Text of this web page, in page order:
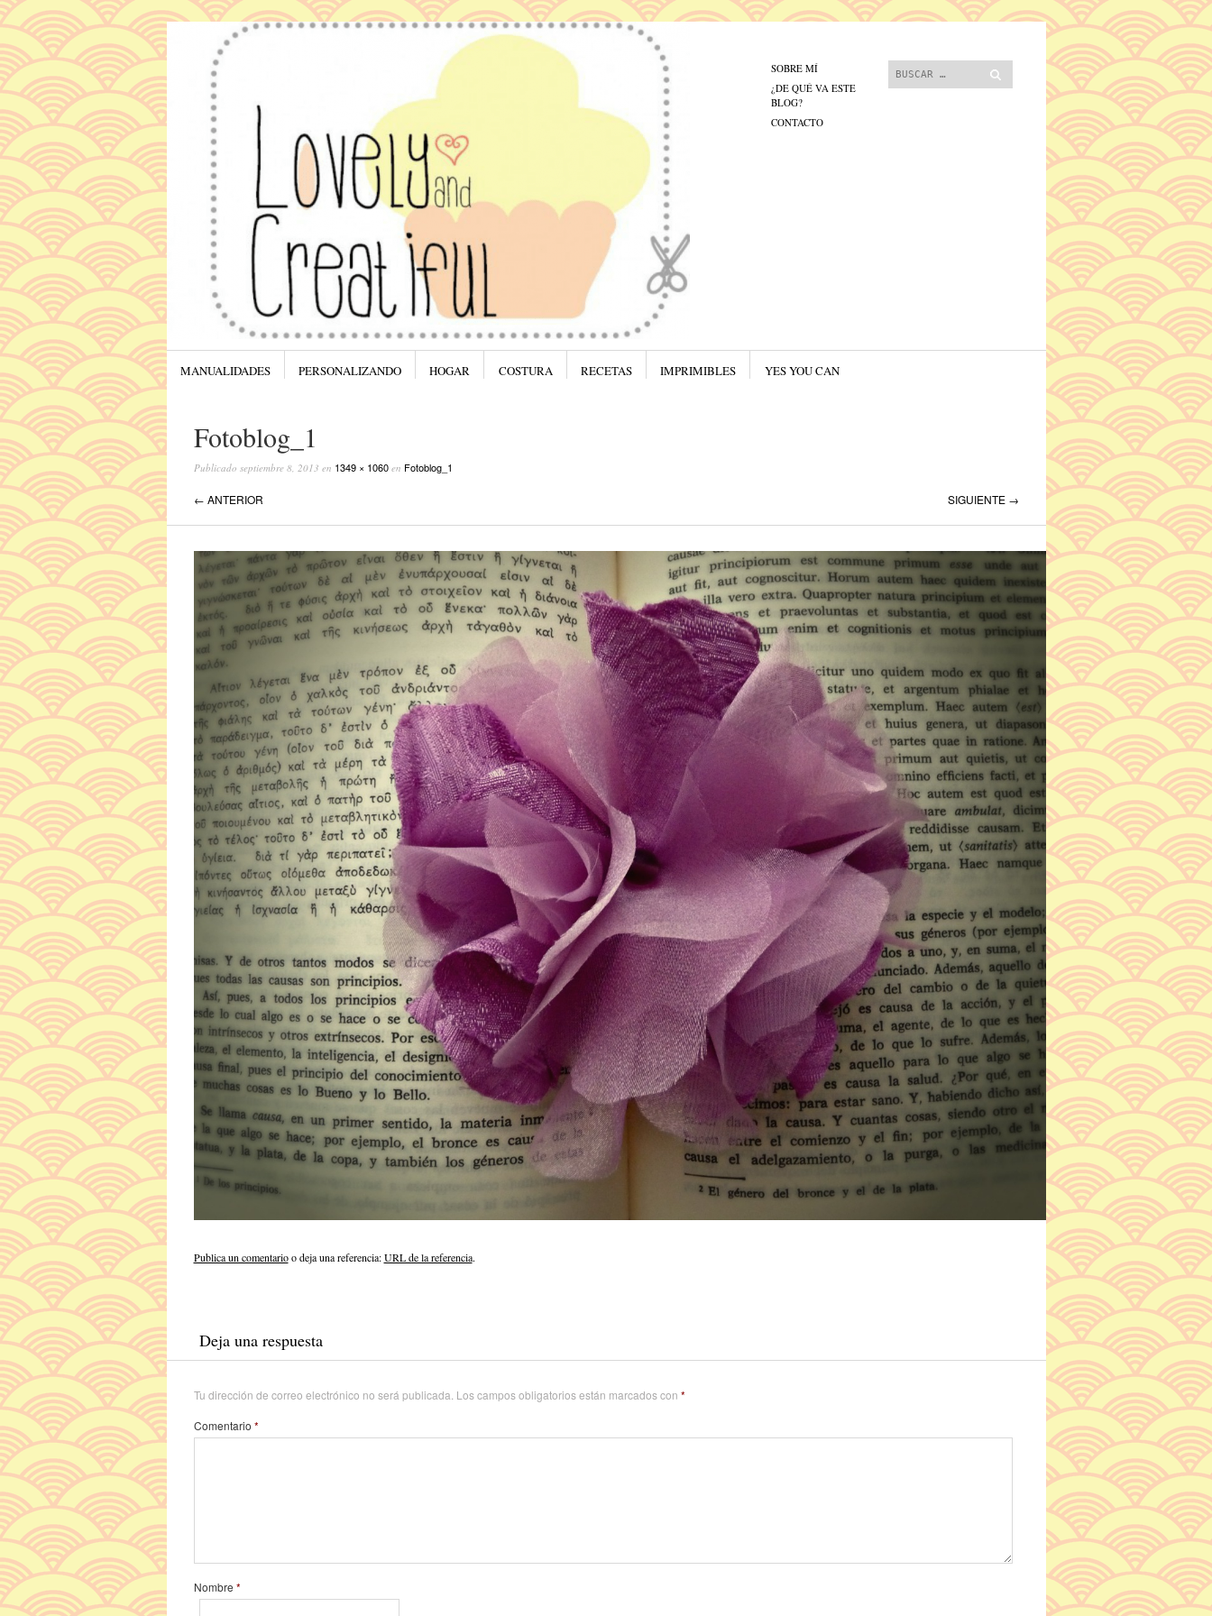
Buscar
SOBRE MÍ
¿DE QUÉ VA ESTE
BLOG?
CONTACTO
Menú
SALTAR AL CONTENIDO.
MANUALIDADES PERSONALIZANDO HOGAR COSTURA RECETAS IMPRIMIBLES YES YOU CAN
Fotoblog_1
Publicado septiembre 8, 2013 en 1349 × 1060en Fotoblog_1
← ANTERIOR SIGUIENTE →
Publica un comentarioo deja una referencia:URL de la referencia.
Deja una respuesta
Tu dirección de correo electrónico no será publicada. Los campos obligatorios están marcados con *
Comentario *
Nombre *